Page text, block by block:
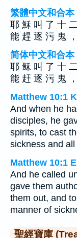
繁體中文和合
耶 穌 叫 了 十
能 趕 逐 污 鬼
简体中文和合
耶 稣 叫 了 十
能 赶 逐 污 鬼
Matthew 10:1
And when he
disciples, he
spirits, to cast
sickness and
Matthew 10:1
And he called
gave them
them out, and
manner of
聖經寶庫